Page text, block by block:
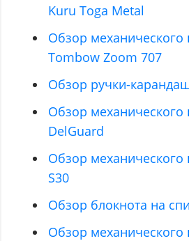
Kuru Toga Metal
Обзор механического
Tombow Zoom 707
Обзор ручки-
Обзор
DelGuard
Обзор
S30
Обзор блокнота на
Обзор